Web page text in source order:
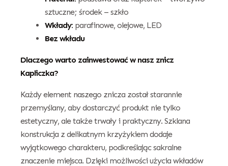
sztuczne; środek – szkło
Wkłady: parafinowe, olejowe, LED
Bez wkładu
Dlaczego warto zainwestować w nasz znicz
Kapliczka?
Każdy element naszego znicza został starannie
przemyślany, aby dostarczyć produkt nie tylko
estetyczny, ale także trwały i praktyczny. Szklana
konstrukcja z delikatnym krzyżykiem dodaje
wyjątkowego charakteru, podkreślając sakralne
znaczenie miejsca. Dzięki możliwości użycia wkładów